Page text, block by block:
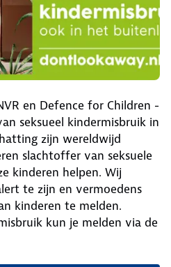
en Defence for Children -
seksueel kindermisbruik in
zijn wereldwijd
slachtoffer van seksuele
kinderen helpen. Wij
te zijn en vermoedens
kinderen te melden.
kun je melden via de